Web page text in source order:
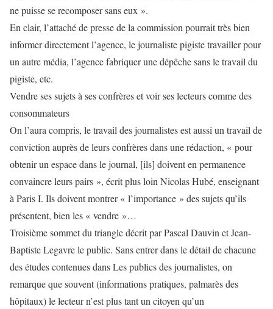
ne puisse se recomposer sans eux ».
En clair, l’attaché de presse de la commission pourrait très bien
informer directement l’agence, le journaliste pigiste travailler pour
un autre média, l’agence fabriquer une dépêche sans le travail du
pigiste, etc.
Vendre ses sujets à ses confrères et voir ses lecteurs comme des
consommateurs
On l’aura compris, le travail des journalistes est aussi un travail de
conviction auprès de leurs confrères dans une rédaction, « pour
obtenir un espace dans le journal, [ils] doivent en permanence
convaincre leurs pairs », écrit plus loin Nicolas Hubé, enseignant
à Paris I. Ils doivent montrer « l’importance » des sujets qu’ils
présentent, bien les « vendre »…
Troisième sommet du triangle décrit par Pascal Dauvin et Jean-
Baptiste Legavre le public. Sans entrer dans le détail de chacune
des études contenues dans Les publics des journalistes, on
remarque que souvent (informations pratiques, palmarès des
hôpitaux) le lecteur n’est plus tant un citoyen qu’un